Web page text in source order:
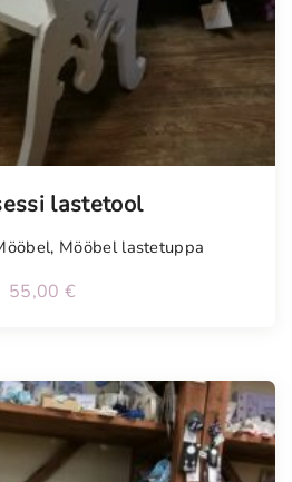
lastetool
, Mööbel lastetuppa
55,00 €